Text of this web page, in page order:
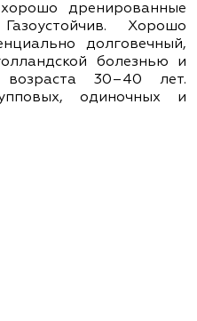
дренированные
Хорошо
долговечный,
болезнью и
30–40 лет.
одиночных и